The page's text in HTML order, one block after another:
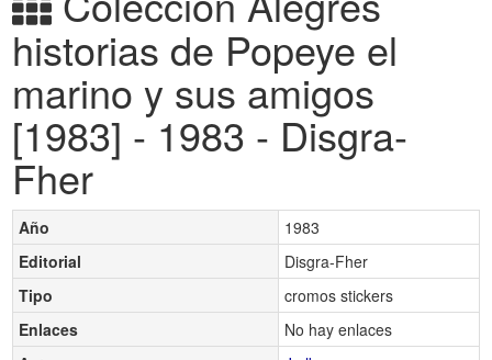
historias de Popeye el
marino y sus amigos
[1983] - 1983 - Disgra-
Fher
Año
1983
Editorial
Disgra-Fher
Tipo
cromos stickers
Enlaces
No hay enlaces